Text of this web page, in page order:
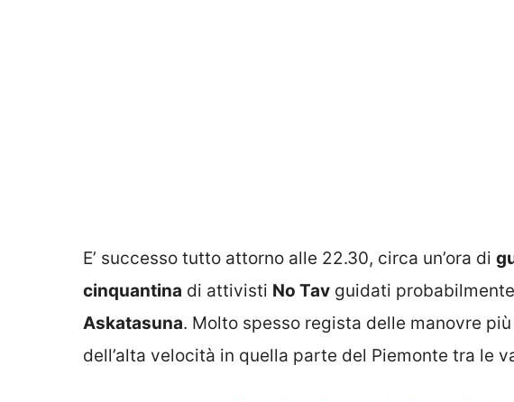
E’ successo tutto attorno alle 22.30, circa un’ora di
cinquantina di attivisti No Tav guidati
Askatasuna. Molto spesso regista delle manovre
dell’alta velocità in quella parte del Piemonte tra le